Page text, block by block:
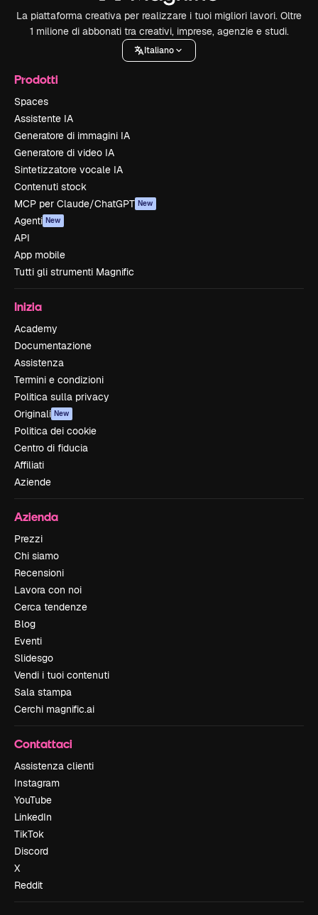
La piattaforma creativa per realizzare i tuoi migliori lavori. Oltre
1 milione di abbonati tra creativi, imprese, agenzie e studi.
Italiano
Prodotti
Spaces
Assistente IA
Generatore di immagini IA
Generatore di video IA
Sintetizzatore vocale IA
Contenuti stock
MCP per Claude/ChatGPT New
Agenti New
API
App mobile
Tutti gli strumenti Magnific
Inizia
Academy
Documentazione
Assistenza
Termini e condizioni
Politica sulla privacy
Originali New
Politica dei cookie
Centro di fiducia
Affiliati
Aziende
Azienda
Prezzi
Chi siamo
Recensioni
Lavora con noi
Cerca tendenze
Blog
Eventi
Slidesgo
Vendi i tuoi contenuti
Sala stampa
Cerchi magnific.ai
Contattaci
Assistenza clienti
Instagram
YouTube
LinkedIn
TikTok
Discord
X
Reddit